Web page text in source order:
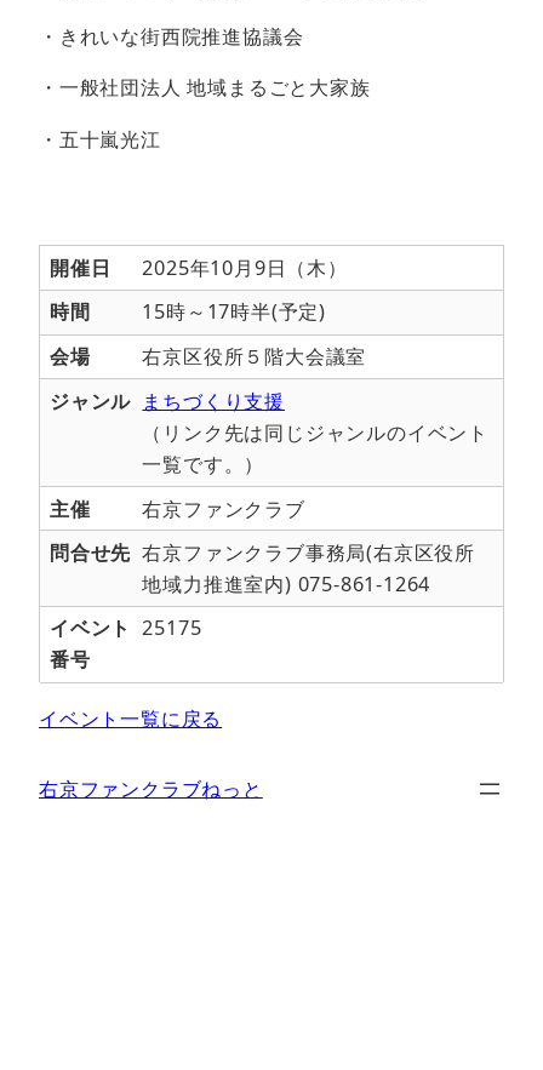
・きれいな街西院推進協議会
・一般社団法人 地域まるごと大家族
・五十嵐光江
開催日
2025年10月9日（木）
時間
15時～17時半(予定)
会場
右京区役所５階大会議室
ジャンル まちづくり支援
（リンク先は同じジャンルのイベント
一覧です。）
主催
右京ファンクラブ
問合せ先 右京ファンクラブ事務局(右京区役所
地域力推進室内) 075-861-1264
イベント
番号
25175
イベント一覧に戻る
右京ファンクラブねっと